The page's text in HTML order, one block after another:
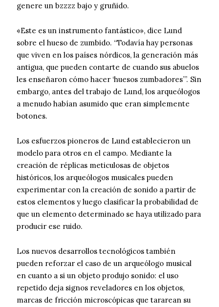
genere un bzzzz bajo y gruñido.
«Este es un instrumento fantástico», dice Lund
sobre el hueso de zumbido. “Todavía hay personas
que viven en los países nórdicos, la generación más
antigua, que pueden contarte de cuando sus abuelos
les enseñaron cómo hacer ‘huesos zumbadores’”. Sin
embargo, antes del trabajo de Lund, los arqueólogos
a menudo habían asumido que eran simplemente
botones.
Los esfuerzos pioneros de Lund establecieron un
modelo para otros en el campo. Mediante la
creación de réplicas meticulosas de objetos
históricos, los arqueólogos musicales pueden
experimentar con la creación de sonido a partir de
estos elementos y luego clasificar la probabilidad de
que un elemento determinado se haya utilizado para
producir ese ruido.
Los nuevos desarrollos tecnológicos también
pueden reforzar el caso de un arqueólogo musical
en cuanto a si un objeto produjo sonido: el uso
repetido deja signos reveladores en los objetos,
marcas de fricción microscópicas que tararean su